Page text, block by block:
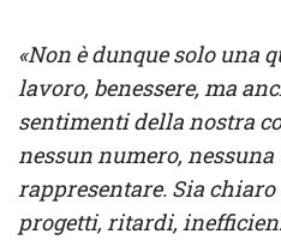
«Non è dunque solo una
lavoro, benessere, ma
sentimenti della nostra
nessun numero,
rappresentare. Sia
progetti, ritardi,